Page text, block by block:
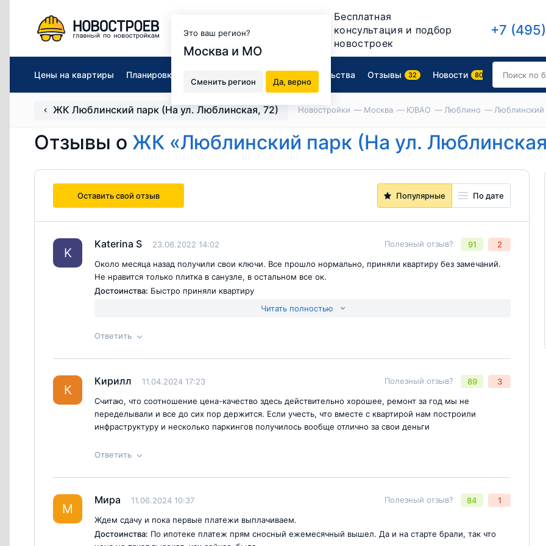
Это ваш регион?
Москва и МО
Сменить регион Да, верно
Бесплатная
консультация и подбор
новостроек
+7
Цены на квартиры Планировки Ход строительства Отзывы 32 Новости 80
ЖК Люблинский парк (На ул. Люблинская, 72) Новостройки Москва ЮВАО Люблино Люблинский
Отзывы о ЖК «Люблинский парк (На ул.
Оставить свой отзыв Популярные По дате
K
Katerina S 23.06.2022 14:02 Полезный отзыв? 91 2
Около месяца назад получили свои ключи. Все прошло нормально, приняли квартиру без замечаний.
Не нравится только плитка в санузле, в остальном все ок.
Достоинства: Быстро приняли квартиру
Читать полностью
Ответить
Ответ на отзыв @Katerina S
Согласен справилами публикации Отправить комментарий
К
Кирилл 11.04.2024 17:23 Полезный отзыв? 89 3
Считаю, что соотношение цена-качество здесь действительно хорошее, ремонт за год мы не
переделывали и все до сих пор держится. Если учесть, что вместе с квартирой нам построили
инфраструктуру и несколько паркингов получилось вообще отлично за свои деньги
Ответить
Ответ на отзыв @Кирилл
М
Мира 11.06.2024 10:37 Полезный отзыв? 84 1
Ждем сдачу и пока первые платежи выплачиваем.
Достоинства: По ипотеке платеж прям сносный ежемесячный вышел. Да и на старте брали, так что